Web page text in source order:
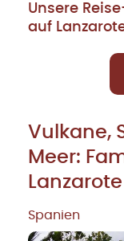
Unsere
auf
Vulkane,
Meer:
Lanzarote
Spanien